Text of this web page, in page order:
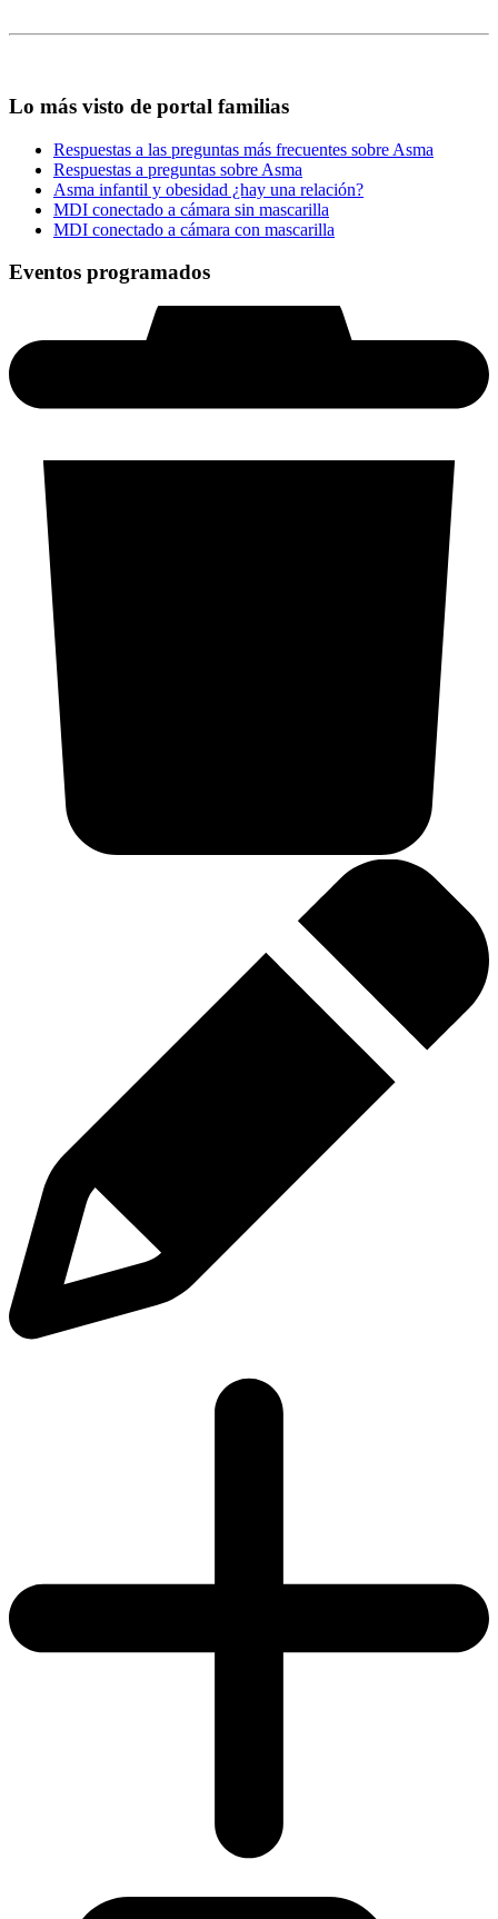
Lo más visto de portal familias
Respuestas a las preguntas más frecuentes sobre Asma
Respuestas a preguntas sobre Asma
Asma infantil y obesidad ¿hay una relación?
MDI conectado a cámara sin mascarilla
MDI conectado a cámara con mascarilla
Eventos programados